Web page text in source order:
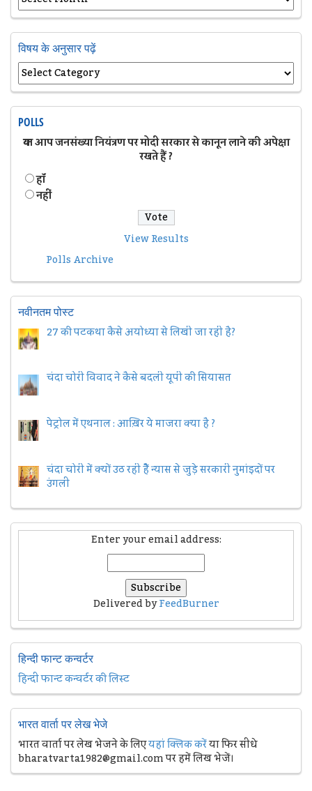
विषय के अनुसार पढ़ें
POLLS
क्या आप जनसंख्या नियंत्रण पर मोदी सरकार से कानून लाने की अपेक्षा
रखते हैं ?
हॉं
नहीं
View Results
Polls Archive
नवीनतम पोस्ट
27 की पटकथा कैसे अयोध्या से लिखी जा रही है?
चंदा चोरी विवाद ने कैसे बदली यूपी की सियासत
पेट्रोल में एथनाल : आख़िर ये माजरा क्या है ?
चंदा चोरी में क्यों उठ रही हैैं न्यास से जुड़े सरकारी नुमांइदों पर
उंगली
Enter your email address:
Delivered byFeedBurner
हिन्दी फान्ट कन्वर्टर
हिन्दी फान्ट कन्वर्टर की लिस्ट
भारत वार्ता पर लेख भेजे
भारत वार्ता पर लेख भेजने के लिएयहां क्लिक करेंया फिर सीधे
bharatvarta1982@gmail.com पर हमें लिख भेजें।